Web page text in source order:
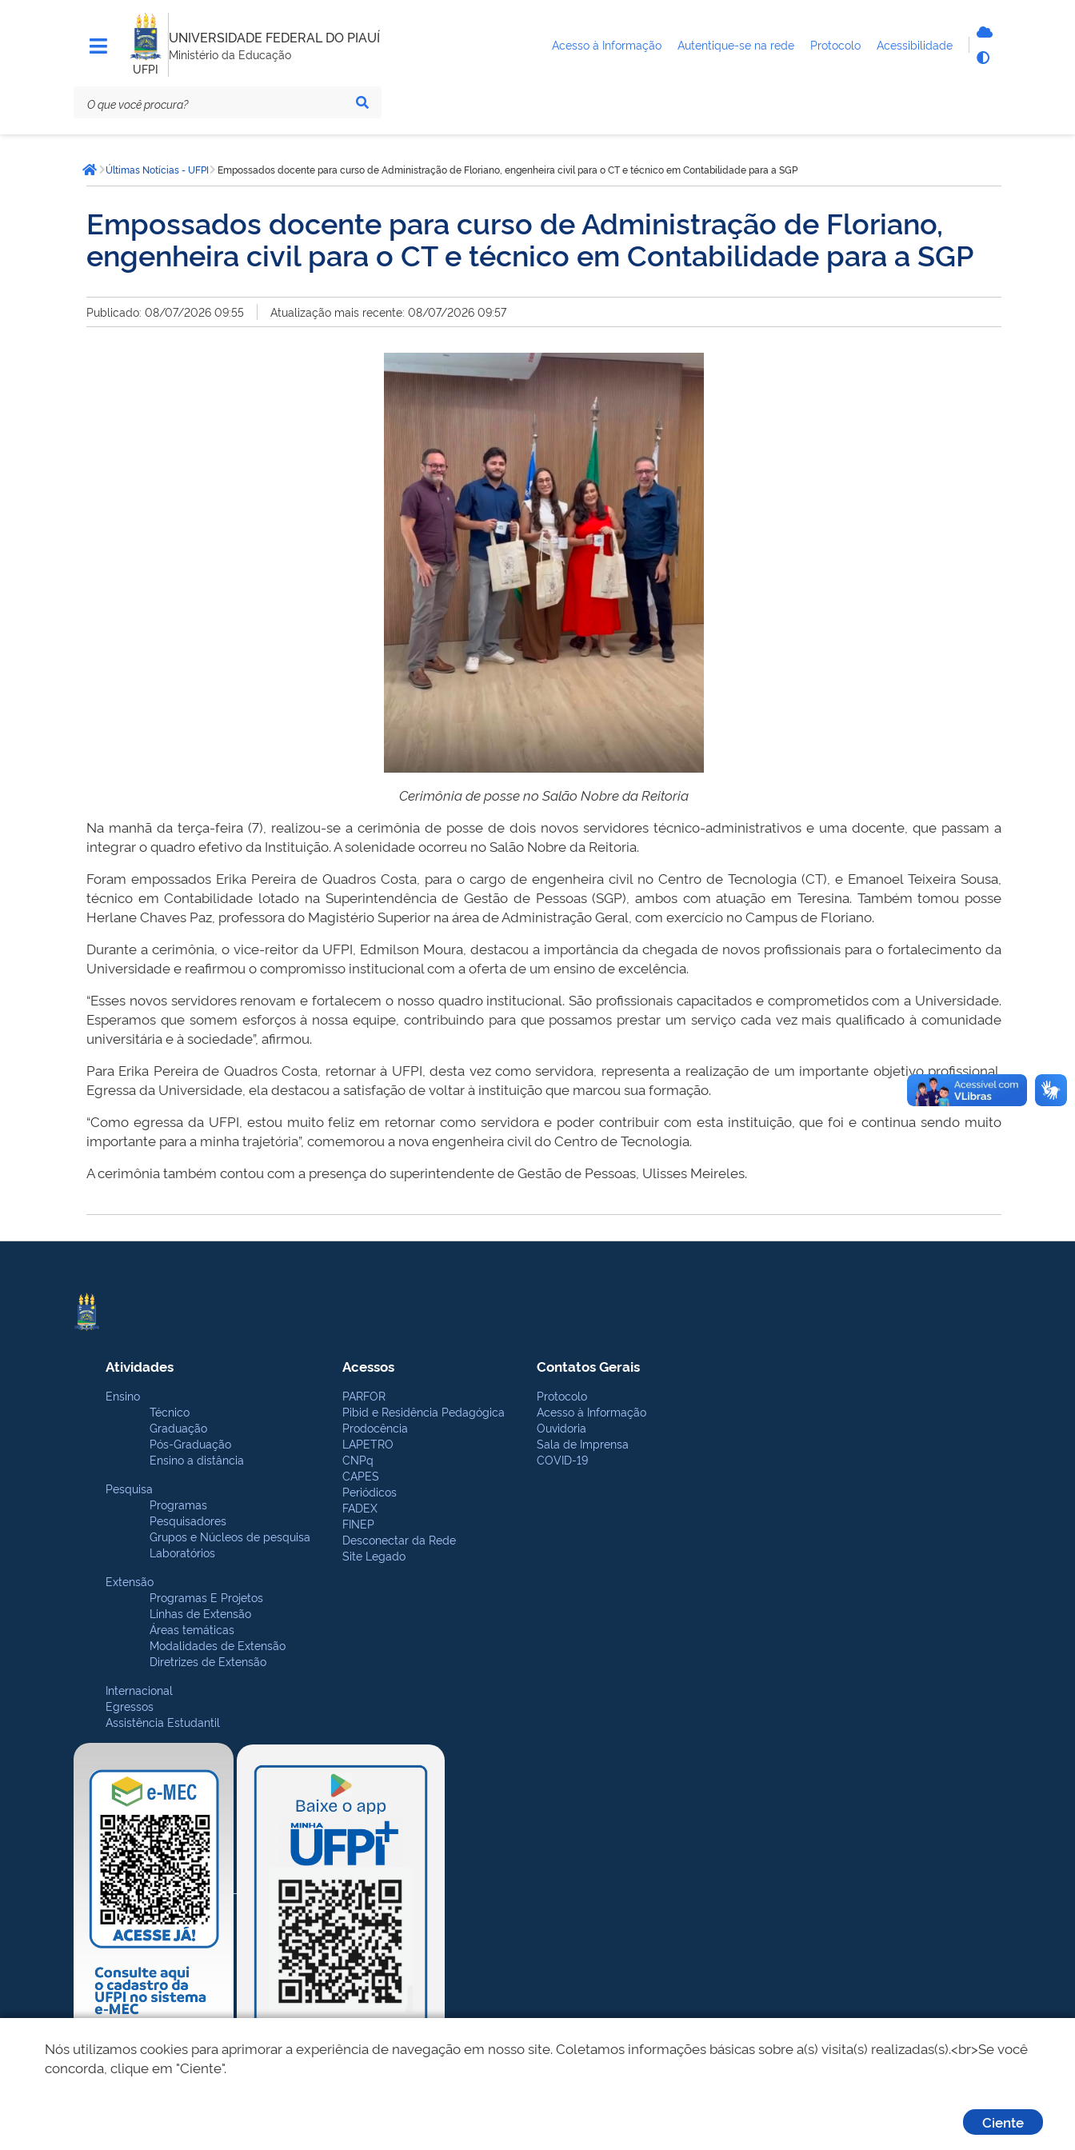
UFPI
UNIVERSIDADE FEDERAL DO PIAUÍ
Ministério da Educação
Acesso à Informação Autentique-se na rede Protocolo Acessibilidade
está
aqui:Página inicial
Últimas Notícias - UFPI Empossados docente para curso de Administração de Floriano, engenheira civil para o CT e técnico em Contabilidade para a SGP
Empossados docente para curso de Administração de Floriano,
engenheira civil para o CT e técnico em Contabilidade para a SGP
Publicado: 08/07/2026 09:55 Atualização mais recente: 08/07/2026 09:57
Cerimônia de posse no Salão Nobre da Reitoria
Na manhã da terça-feira (7), realizou-se a cerimônia de posse de dois novos servidores técnico-administrativos e uma docente, que passam a
integrar o quadro efetivo da Instituição. A solenidade ocorreu no Salão Nobre da Reitoria.
Foram empossados Erika Pereira de Quadros Costa, para o cargo de engenheira civil no Centro de Tecnologia (CT), e Emanoel Teixeira Sousa,
técnico em Contabilidade lotado na Superintendência de Gestão de Pessoas (SGP), ambos com atuação em Teresina. Também tomou posse
Herlane Chaves Paz, professora do Magistério Superior na área de Administração Geral, com exercício no Campus de Floriano.
Durante a cerimônia, o vice-reitor da UFPI, Edmilson Moura, destacou a importância da chegada de novos profissionais para o fortalecimento da
Universidade e reafirmou o compromisso institucional com a oferta de um ensino de excelência.
“Esses novos servidores renovam e fortalecem o nosso quadro institucional. São profissionais capacitados e comprometidos com a Universidade.
Esperamos que somem esforços à nossa equipe, contribuindo para que possamos prestar um serviço cada vez mais qualificado à comunidade
universitária e à sociedade”, afirmou.
Para Erika Pereira de Quadros Costa, retornar à UFPI, desta vez como servidora, representa a realização de um importante objetivo profissional.
Egressa da Universidade, ela destacou a satisfação de voltar à instituição que marcou sua formação.
“Como egressa da UFPI, estou muito feliz em retornar como servidora e poder contribuir com esta instituição, que foi e continua sendo muito
importante para a minha trajetória”, comemorou a nova engenheira civil do Centro de Tecnologia.
A cerimônia também contou com a presença do superintendente de Gestão de Pessoas, Ulisses Meireles.
Atividades
Ensino
Técnico
Graduação
Pós-Graduação
Ensino a distância
Pesquisa
Programas
Pesquisadores
Grupos e Núcleos de pesquisa
Laboratórios
Extensão
Programas E Projetos
Linhas de Extensão
Áreas temáticas
Modalidades de Extensão
Diretrizes de Extensão
Internacional
Egressos
Assistência Estudantil
Acessos
PARFOR
Pibid e Residência Pedagógica
Prodocência
LAPETRO
CNPq
CAPES
Periódicos
FADEX
FINEP
Desconectar da Rede
Site Legado
Contatos Gerais
Protocolo
Acesso à Informação
Ouvidoria
Sala de Imprensa
COVID-19
Nós utilizamos cookies para aprimorar a experiência de navegação em nosso site. Coletamos informações básicas sobre a(s) visita(s) realizadas(s).<br>Se você
concorda, clique em "Ciente".
Ciente